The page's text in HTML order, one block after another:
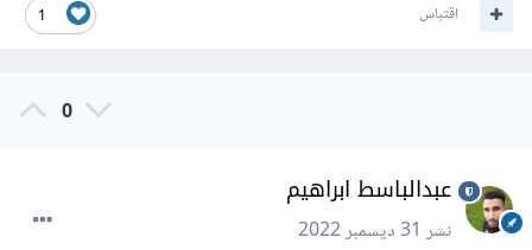
1 اقتباس
0
عبدالباسط ابراهيم
نشر31 ديسمبر 2022